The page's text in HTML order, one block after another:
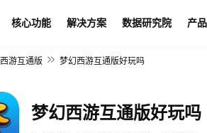
核心功能 解决方案 数据研究院 产
游互通版 梦幻西游互通版好玩吗
梦幻西游互通版好玩吗